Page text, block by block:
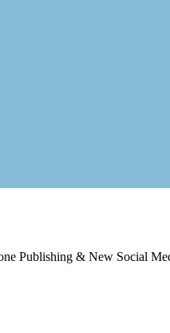
Publishing & New Social